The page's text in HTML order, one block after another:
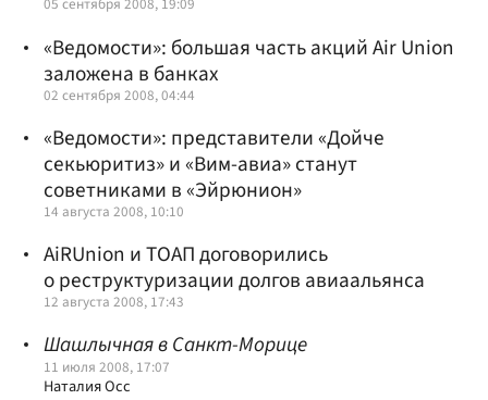
05 сентября 2008, 19:09
«Ведомости»: большая часть акций Air Union
заложена в банках
02 сентября 2008, 04:44
«Ведомости»: представители «Дойче
секьюритиз» и «Вим-авиа» станут
советниками в «Эйрюнион»
14 августа 2008, 10:10
AiRUnion и ТОАП договорились
о реструктуризации долгов авиаальянса
12 августа 2008, 17:43
Шашлычная в Санкт-Морице
11 июля 2008, 17:07
Наталия Осс